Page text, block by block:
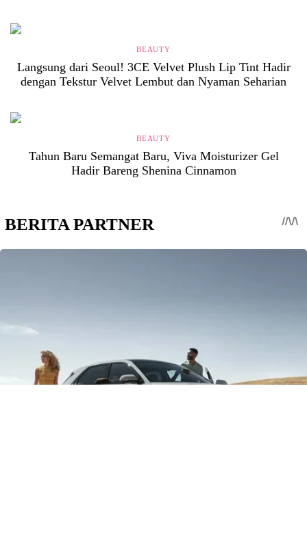
BEAUTY
Langsung dari Seoul! 3CE Velvet Plush Lip Tint Hadir
dengan Tekstur Velvet Lembut dan Nyaman Seharian
BEAUTY
Tahun Baru Semangat Baru, Viva Moisturizer Gel
Hadir Bareng Shenina Cinnamon